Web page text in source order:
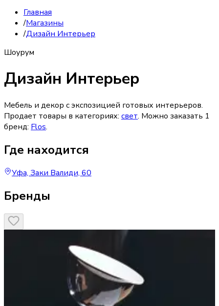
Главная
/Магазины
/Дизайн Интерьер
Шоурум
Дизайн Интерьер
Мебель и декор с экспозицией готовых интерьеров.
Продает товары в категориях: свет. Можно заказать 1
бренд: Flos.
Где находится
Уфа, Заки Валиди, 60
Бренды